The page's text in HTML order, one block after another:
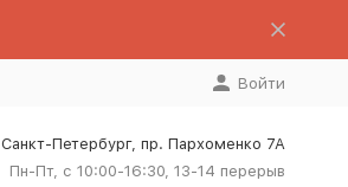
Войти
Санкт-Петербург, пр. Пархоменко 7А
Пн-Пт, с 10:00-16:30, 13-14 перерыв